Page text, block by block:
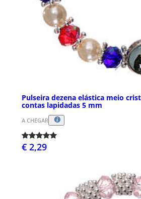
Pulseira dezena elástica meio
contas lapidadas 5 mm
A CHEGAR
€ 2,29